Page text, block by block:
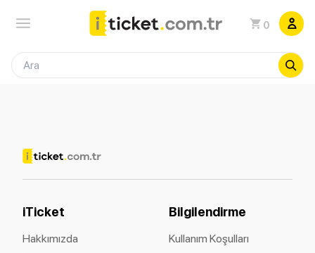
0
iTicket
Hakkımızda
Bilgilendirme
Kullanım Koşulları